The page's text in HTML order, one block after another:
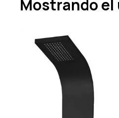
Mostrando